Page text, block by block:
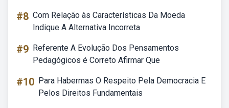
#8 Com Relação às Características Da Moeda
Indique A Alternativa Incorreta
#9 Referente A Evolução Dos Pensamentos
Pedagógicos é Correto Afirmar Que
#10 Para Habermas O Respeito Pela Democracia E
Pelos Direitos Fundamentais